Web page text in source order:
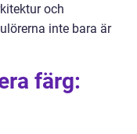
och
inte bara är
färg: